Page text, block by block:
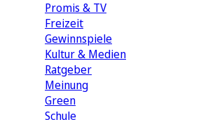
Promis & TV
Freizeit
Gewinnspiele
Kultur & Medien
Ratgeber
Meinung
Green
Schule